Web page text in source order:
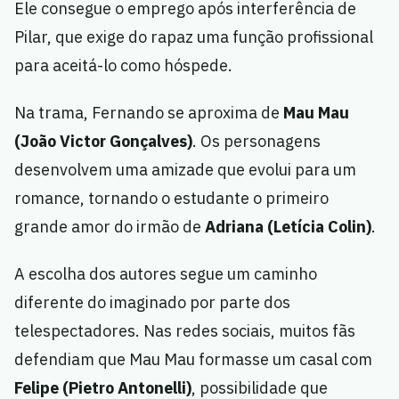
Ele consegue o emprego após interferência de
Pilar, que exige do rapaz uma função profissional
para aceitá-lo como hóspede.
Na trama, Fernando se aproxima de Mau Mau
(João Victor Gonçalves). Os personagens
desenvolvem uma amizade que evolui para um
romance, tornando o estudante o primeiro
grande amor do irmão de Adriana (Letícia Colin).
A escolha dos autores segue um caminho
diferente do imaginado por parte dos
telespectadores. Nas redes sociais, muitos fãs
defendiam que Mau Mau formasse um casal com
Felipe (Pietro Antonelli), possibilidade que